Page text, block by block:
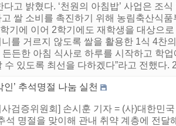
다고 밝혔다. ‘천원의 아침밥’ 사업은 조
쌀 소비를 촉진하기 위해 농림축산식
기에 이어 2학기에도 재학생을 대상으로
를 거르지 않도록 쌀을 활용한 1식 4찬
든한 아침 식사로 하루를 시작하고 학
수 있도록 최선을 다하겠다”라고 전했다.
’ 추석명절 나눔 실천
검증위원회] 손시훈 기자 = (사)대한민
석 명절을 맞이해 관내 취약 계층에 전